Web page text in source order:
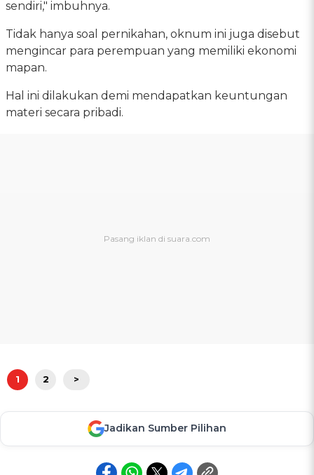
sendiri," imbuhnya.
Tidak hanya soal pernikahan, oknum ini juga disebut
mengincar para perempuan yang memiliki ekonomi
mapan.
Hal ini dilakukan demi mendapatkan keuntungan
materi secara pribadi.
1 2 >
Jadikan Sumber Pilihan